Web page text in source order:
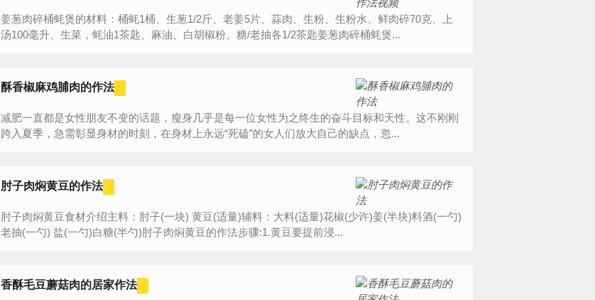
姜葱肉碎桶蚝煲的材料：桶蚝1桶、生葱1/2斤、老姜5片、蒜肉、生粉、生粉水、鲜肉碎70克、上
汤100毫升、生菜，蚝油1茶匙、麻油、白胡椒粉、糖/老抽各1/2茶匙姜葱肉碎桶蚝煲...
酥香椒麻鸡脯肉的作法
减肥一直都是女性朋友不变的话题，瘦身几乎是每一位女性为之终生的奋斗目标和天性。这不刚刚
跨入夏季，急需彰显身材的时刻，在身材上永远“死磕”的女人们放大自己的缺点，忽...
肘子肉焖黄豆的作法
肘子肉焖黄豆食材介绍主料：肘子(一块) 黄豆(适量)辅料：大料(适量)花椒(少许)姜(半块)料酒(一勺)
老抽(一勺) 盐(一勺)白糖(半勺)肘子肉焖黄豆的作法步骤:1.黄豆要提前浸...
香酥毛豆蘑菇肉的居家作法